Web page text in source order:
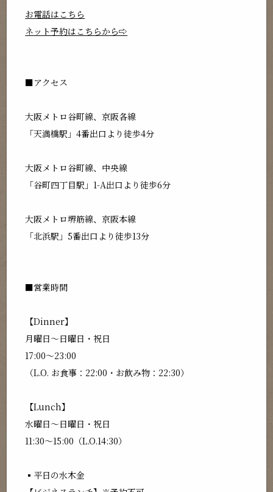
お電話はこちら
ネット予約はこちらから⇨
■アクセス
大阪メトロ谷町線、京阪各線
「天満橋駅」4番出口より徒歩4分
大阪メトロ谷町線、中央線
「谷町四丁目駅」1-A出口より徒歩6分
大阪メトロ堺筋線、京阪本線
「北浜駅」5番出口より徒歩13分
■営業時間
【Dinner】
月曜日～日曜日・祝日
17:00～23:00
（L.O. お食事：22:00・お飲み物：22:30）
【Lunch】
水曜日～日曜日・祝日
11:30～15:00（L.O.14:30）
▪平日の水木金